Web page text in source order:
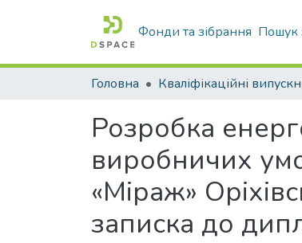
Фонди та зібрання Пошук
Головна
Розробка
виробничих
«Міраж»
записка до